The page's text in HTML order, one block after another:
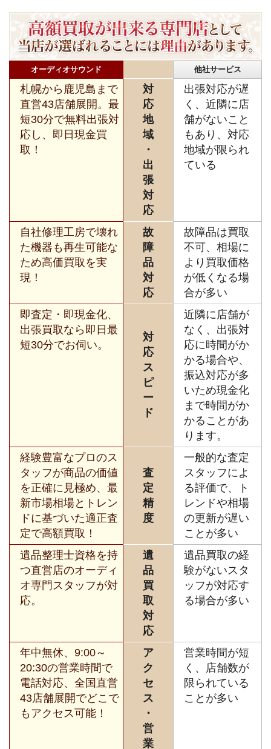
オーディオサウンド 他社サービス
札幌から鹿児島まで
直営43店舗展開。最
短30分で無料出張対
応し、即日現金買
取！
対
応
地
域
・
出
張
対
応
出張対応が遅
く、近隣に店
舗がないこと
もあり、対応
地域が限られ
ている
自社修理工房で壊れ
た機器も再生可能な
ため高価買取を実
現！
故
障
品
対
応
故障品は買取
不可、相場に
より買取価格
が低くなる場
合が多い
即査定・即現金化、
出張買取なら即日最
短30分でお伺い。
対
応
ス
ピ
ー
ド
近隣に店舗が
なく、出張対
応に時間がか
かる場合や、
振込対応が多
いため現金化
まで時間がか
かることがあ
ります。
経験豊富なプロのス
タッフが商品の価値
を正確に見極め、最
新市場相場とトレン
ドに基づいた適正査
定で高額買取！
査
定
精
度
一般的な査定
スタッフによ
る評価で、ト
レンドや相場
の更新が遅い
ことが多い
遺品整理士資格を持
つ直営店のオーディ
オ専門スタッフが対
応。
遺
品
買
取
対
応
遺品買取の経
験がないスタ
ッフが対応す
る場合が多い
年中無休、9:00～
20:30の営業時間で
電話対応、全国直営
43店舗展開でどこで
もアクセス可能！
ア
ク
セ
ス
・
営
業
営業時間が短
く、店舗数が
限られている
ことが多い